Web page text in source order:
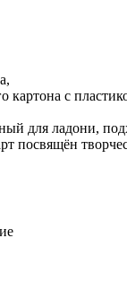
с
для ладони,
посвящён